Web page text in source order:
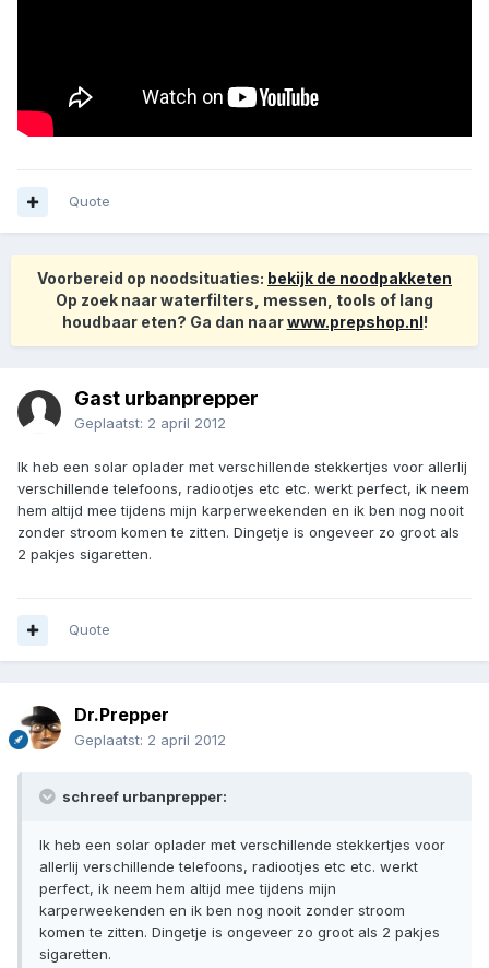
Quote
Voorbereid op noodsituaties: bekijk de noodpakketen
Op zoek naar waterfilters, messen, tools of lang
houdbaar eten? Ga dan naarwww.prepshop.nl!
Gast urbanprepper
Geplaatst: 2 april 2012
Ik heb een solar oplader met verschillende stekkertjes voor allerlij
verschillende telefoons, radiootjes etc etc. werkt perfect, ik neem
hem altijd mee tijdens mijn karperweekenden en ik ben nog nooit
zonder stroom komen te zitten. Dingetje is ongeveer zo groot als
2 pakjes sigaretten.
Quote
Dr.Prepper
Geplaatst: 2 april 2012
schreef urbanprepper:
Ik heb een solar oplader met verschillende stekkertjes voor
allerlij verschillende telefoons, radiootjes etc etc. werkt
perfect, ik neem hem altijd mee tijdens mijn
karperweekenden en ik ben nog nooit zonder stroom
komen te zitten. Dingetje is ongeveer zo groot als 2 pakjes
sigaretten.